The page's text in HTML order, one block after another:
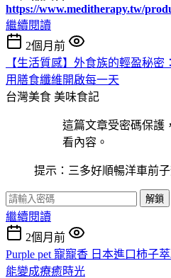
https://www.meditherapy.tw/
繼續閱讀
2個月前
【生活質感】外食族的輕盈秘
用膳食纖維開啟每一天
台灣美食 美味食記
這篇文章受密碼保護
看內容。
提示：三多好順暢洋車前
解鎖
繼續閱讀
2個月前
Purple pet 寵寵香 日本進口柿子
能變成療癒時光